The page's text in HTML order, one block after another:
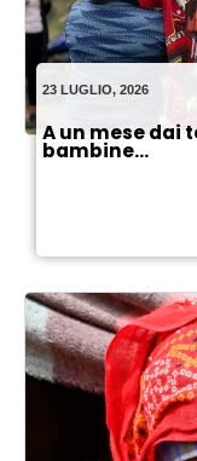
23 LUGLIO, 2026
A un mese dai
bambine...